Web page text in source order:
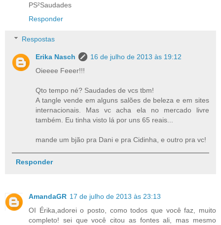
PS²Saudades
Responder
Respostas
Erika Nasch
16 de julho de 2013 às 19:12
Oieeee Feeer!!!
Qto tempo né? Saudades de vcs tbm!
A tangle vende em alguns salões de beleza e em sites
internacionais. Mas vc acha ela no mercado livre
também. Eu tinha visto lá por uns 65 reais...
mande um bjão pra Dani e pra Cidinha, e outro pra vc!
Responder
AmandaGR 17 de julho de 2013 às 23:13
OI Érika,adorei o posto, como todos que você faz, muito
completo! sei que você citou as fontes ali, mas mesmo